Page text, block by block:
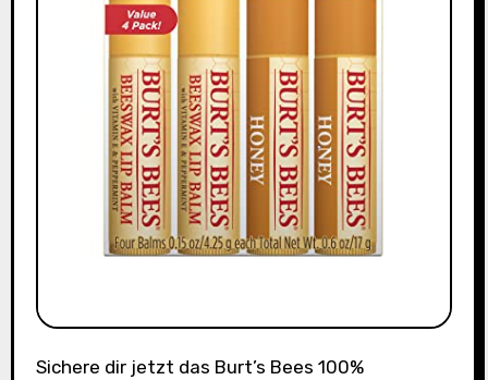
Sichere dir jetzt das Burt’s Bees 100%